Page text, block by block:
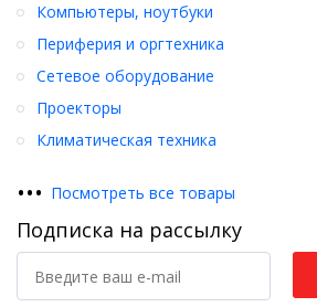
Компьютеры, ноутбуки
Периферия и оргтехника
Сетевое оборудование
Проекторы
Климатическая техника
••• Посмотреть все товары
Подписка на рассылку